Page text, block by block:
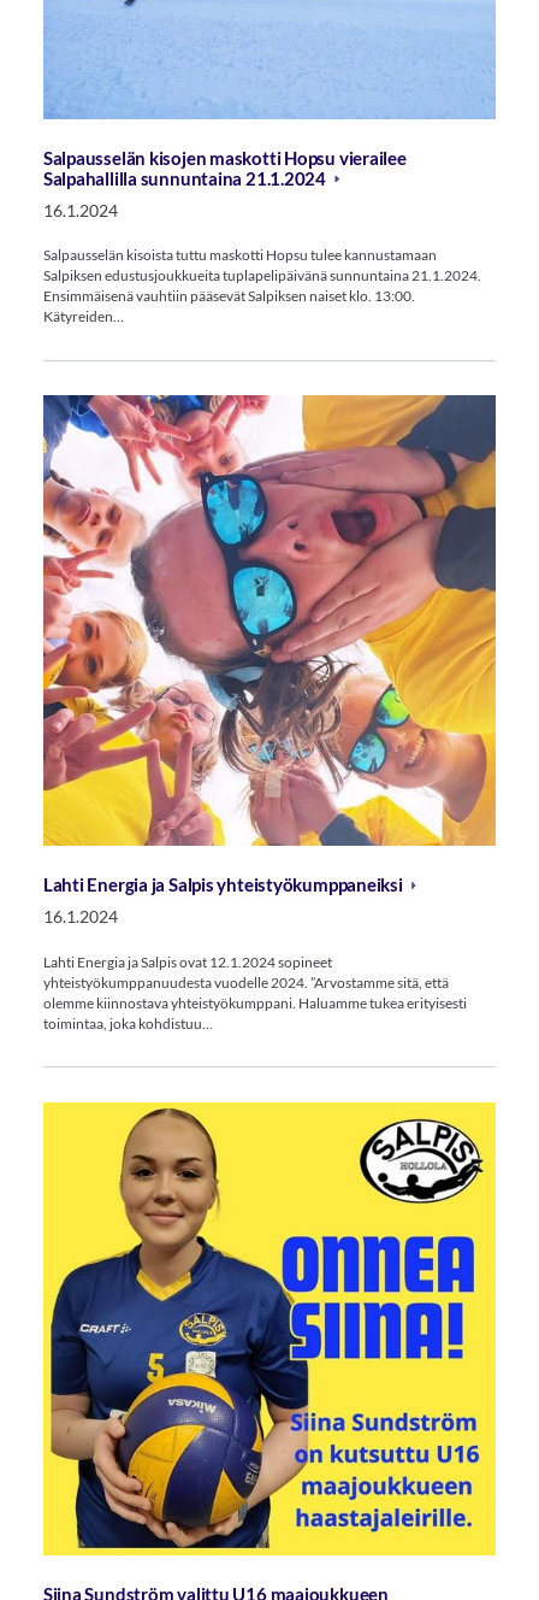
Salpausselän kisojen maskotti Hopsu vierailee
Salpahallilla sunnuntaina 21.1.2024
16.1.2024
Salpausselän kisoista tuttu maskotti Hopsu tulee kannustamaan
Salpiksen edustusjoukkueita tuplapelipäivänä sunnuntaina 21.1.2024.
Ensimmäisenä vauhtiin pääsevät Salpiksen naiset klo. 13:00.
Kätyreiden…
Lahti Energia ja Salpis yhteistyökumppaneiksi
16.1.2024
Lahti Energia ja Salpis ovat 12.1.2024 sopineet
yhteistyökumppanuudesta vuodelle 2024. ”Arvostamme sitä, että
olemme kiinnostava yhteistyökumppani. Haluamme tukea erityisesti
toimintaa, joka kohdistuu…
Siina Sundström valittu U16 maajoukkueen